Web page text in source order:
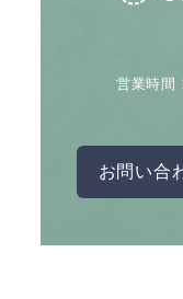
営業時
お問い合